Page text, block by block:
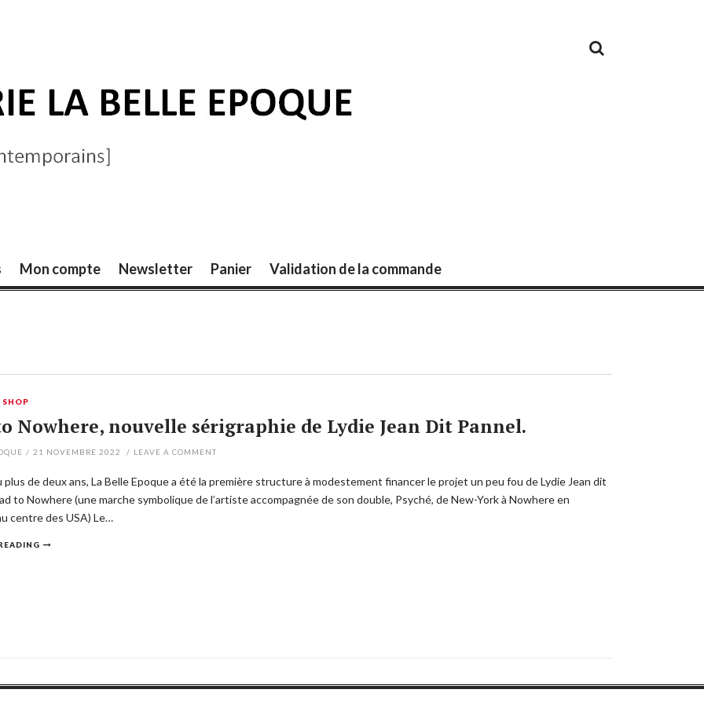
Mon compte Newsletter Panier Validation de la commande
SHOP
Nowhere, nouvelle sérigraphie de Lydie Jean Dit Pannel.
/ 21 NOVEMBRE 2022 / LEAVE A COMMENT
plus de deux ans, La Belle Epoque a été la première structure à modestement financer le projet un peu fou de Lydie Jean dit
to Nowhere (une marche symbolique de l’artiste accompagnée de son double, Psyché, de New-York à Nowhere en
centre des USA) Le…